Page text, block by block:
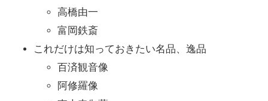
高橋由一
富岡鉄斎
これだけは知っておきたい名品、逸品
百済観音像
阿修羅像